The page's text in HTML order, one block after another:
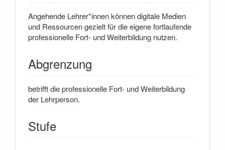
Angehende Lehrer*innen können digitale Medien
und Ressourcen gezielt für die eigene fortlaufende
professionelle Fort- und Weiterbildung nutzen.
Abgrenzung
betrifft die professionelle Fort- und Weiterbildung
der Lehrperson.
Stufe